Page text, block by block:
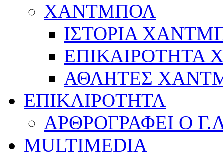
ΧΑΝΤΜΠΟΛ
ΙΣΤΟΡΙΑ
ΕΠΙΚΑΙΡΟΤΗΤΑ
ΑΘΛΗΤΕΣ
ΕΠΙΚΑΙΡΟΤΗΤΑ
ΑΡΘΡΟΓΡΑΦΕΙ Ο
MULTIMEDIA